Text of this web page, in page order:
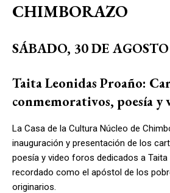
CHIMBORAZO
SÁBADO, 30 DE
Taita Leonidas Proaño:
conmemorativos, poesía y
La Casa de la Cultura Núcleo de
inauguración y presentación de los
poesía y video foros dedicados a
recordado como el apóstol de los
originarios.